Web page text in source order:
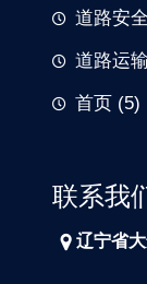
道路安
道路运
首页 (5)
联系我
辽宁省